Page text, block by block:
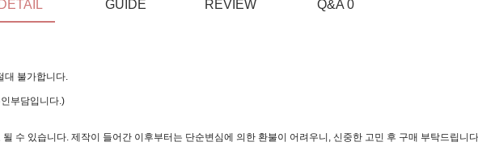
DETAIL GUIDE REVIEW Q&A 0
대 불가합니다.
부담입니다.)
수 있습니다. 제작이 들어간 이후부터는 단순변심에 의한 환불이 어려우니, 신중한 고민 후 구매 부탁드립니